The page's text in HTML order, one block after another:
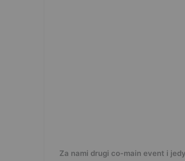
Za nami drugi co-main event i